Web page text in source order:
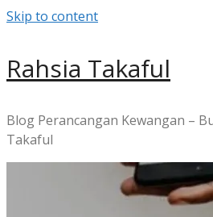
Skip to content
Rahsia Takaful
Blog Perancangan Kewangan –
Takaful